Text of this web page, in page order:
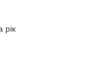
рік